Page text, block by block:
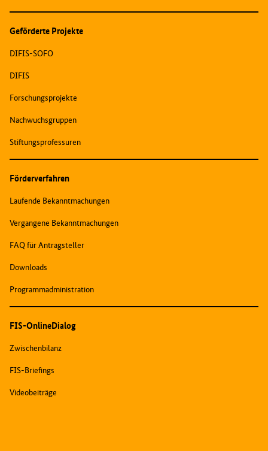
Geförderte Projekte
DIFIS-SOFO
DIFIS
Forschungsprojekte
Nachwuchsgruppen
Stiftungsprofessuren
Förderverfahren
Laufende Bekanntmachungen
Vergangene Bekanntmachungen
FAQ für Antragsteller
Downloads
Programmadministration
FIS-OnlineDialog
Zwischenbilanz
FIS-Briefings
Videobeiträge